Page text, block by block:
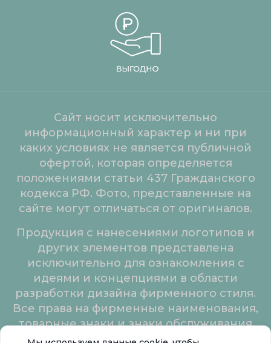
Сайт носит исключительно
информационный характер и ни при
каких условиях не является публичной
офертой, которая определяется
положениями статьи 437 Гражданского
кодекса РФ. Фото, представленные на
сайте могут отличаться от оригиналов.
Продукция с нанесениями логотипов и
других элементов представлена
исключительно для ознакомления с
идеями и концепциями в области
разработки дизайна фирменного стиля.
Все права на фирменные наименования,
товарные знаки и знаки обслуживания
принадлежат их законным владельцам.